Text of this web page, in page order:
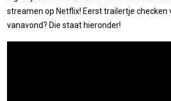
streamen op Netflix! Eerst trailertje checken
vanavond? Die staat hieronder!